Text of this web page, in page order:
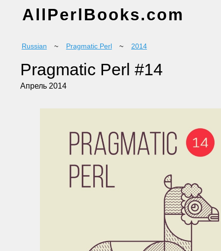
AllPerlBooks.com
Russian ~ Pragmatic Perl ~ 2014
Pragmatic Perl #14
Апрель 2014